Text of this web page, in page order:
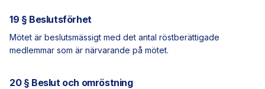
19 § Beslutsförhet
Mötet är beslutsmässigt med det antal röstberättigade
medlemmar som är närvarande på mötet.
20 § Beslut och omröstning